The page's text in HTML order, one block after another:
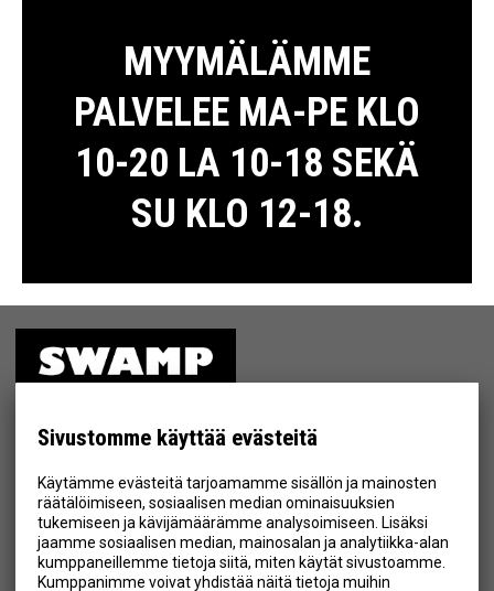
Sivustomme käyttää evästeitä
Käytämme evästeitä tarjoamamme sisällön ja mainosten
räätälöimiseen, sosiaalisen median ominaisuuksien
tukemiseen ja kävijämäärämme analysoimiseen. Lisäksi
jaamme sosiaalisen median, mainosalan ja analytiikka-alan
kumppaneillemme tietoja siitä, miten käytät sivustoamme.
Kumppanimme voivat yhdistää näitä tietoja muihin
MYYMÄLÄMME
PALVELEE MA-PE KLO
10-20 LA 10-18 SEKÄ
SU KLO 12-18.
MYYMÄLÄ
YHTEYSTIEDOT